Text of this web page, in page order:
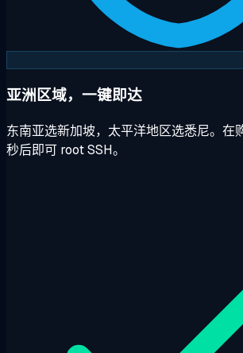
亚洲区域，一键即达
东南亚选新加坡，太平洋地区选悉尼。在
秒后即可 root SSH。